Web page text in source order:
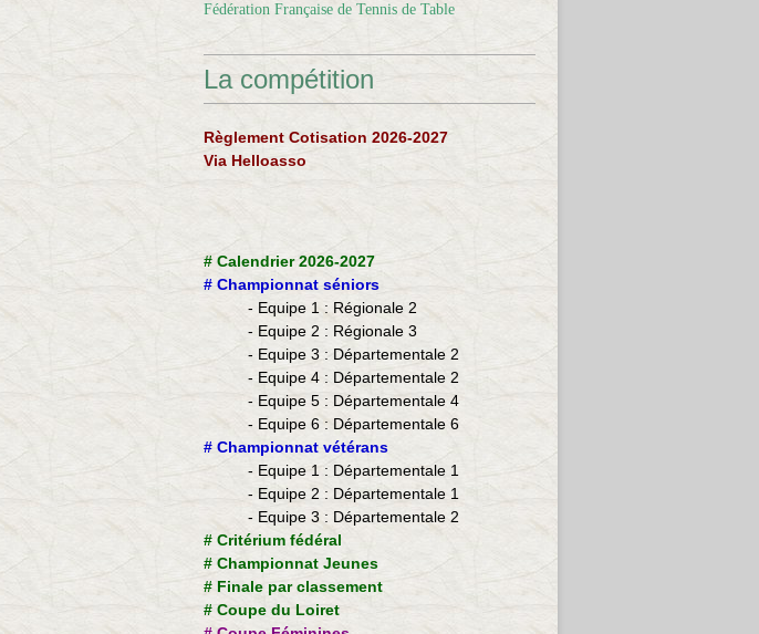
Fédération Française de Tennis de Table
La compétition
Règlement Cotisation 2026-2027
Via Helloasso
# Calendrier 2026-2027
# Championnat séniors
- Equipe 1 : Régionale 2
- Equipe 2 : Régionale 3
- Equipe 3 : Départementale 2
- Equipe 4 : Départementale 2
- Equipe 5 : Départementale 4
- Equipe 6 : Départementale 6
​# Championnat vétérans
- ​Equipe 1 : Départementale 1
- Equipe 2 : Départementale 1
- Equipe 3 : Départementale 2
# Critérium fédéral
# Championnat Jeunes
# Finale par classement
# Coupe du Loiret